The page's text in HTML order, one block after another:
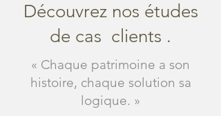
Découvrez nos études
de cas clients .
« Chaque patrimoine a son
histoire, chaque solution sa
logique. »